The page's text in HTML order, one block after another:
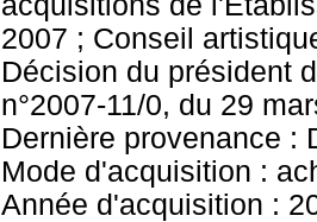
2007 ; Conseil
Décision du président
n°2007-11/0, du 29
Dernière provenance :
Mode d'acquisition :
Année d'acquisition :